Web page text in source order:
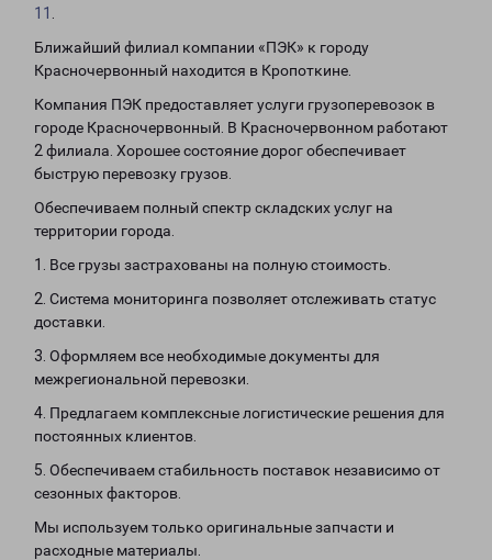
11
Ближайший филиал компании «ПЭК» к городу
Красночервонный находится в Кропоткине.
Компания ПЭК предоставляет услуги грузоперевозок в
городе Красночервонный. В Красночервонном работают
2 филиала. Хорошее состояние дорог обеспечивает
быструю перевозку грузов.
Обеспечиваем полный спектр складских услуг на
территории города.
1. Все грузы застрахованы на полную стоимость.
2. Система мониторинга позволяет отслеживать статус
доставки.
3. Оформляем все необходимые документы для
межрегиональной перевозки.
4. Предлагаем комплексные логистические решения для
постоянных клиентов.
5. Обеспечиваем стабильность поставок независимо от
сезонных факторов.
Мы используем только оригинальные запчасти и
расходные материалы.